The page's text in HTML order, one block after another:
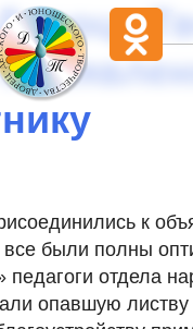
к
все были полны
отдела
опавшую